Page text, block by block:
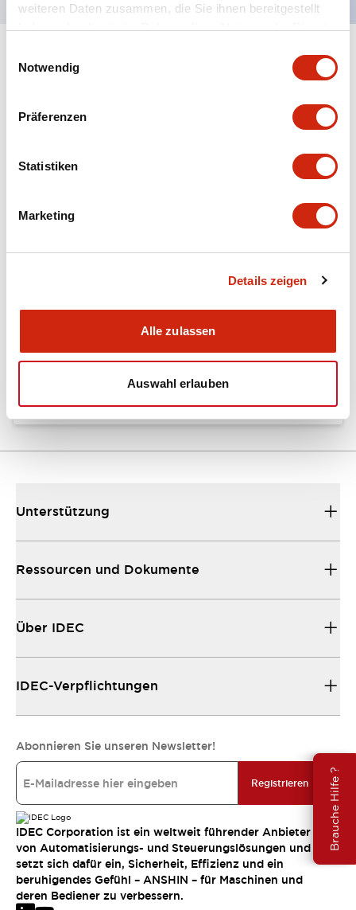
weiteren Daten zusammen, die Sie ihnen bereitgestellt
haben oder die sie im Rahmen Ihrer Nutzung der Dienste
Notwendig
Präferenzen
Statistiken
Marketing
Details zeigen
Alle zulassen
Auswahl erlauben
Brauche Hilfe ?
Spezifikationen Alle erweitern+
EU2B Datasheet
Unterstützung
Ressourcen und Dokumente
Über IDEC
IDEC-Verpflichtungen
Abonnieren Sie unseren Newsletter!
Registrieren
IDEC Corporation ist ein weltweit führender Anbieter
von Automatisierungs- und Steuerungslösungen und
setzt sich dafür ein, Sicherheit, Effizienz und ein
beruhigendes Gefühl – ANSHIN – für Maschinen und
deren Bediener zu verbessern.